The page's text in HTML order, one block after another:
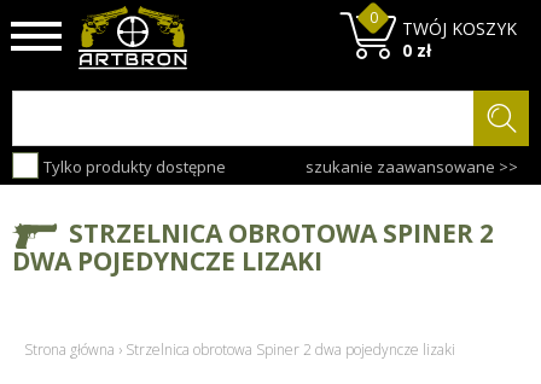
Tylko produkty dostępne szukanie zaawansowane >>
TWÓJ KOSZYK
0
0 zł
STRZELNICA OBROTOWA SPINER 2
DWA POJEDYNCZE LIZAKI
Strona główna › Strzelnica obrotowa Spiner 2 dwa pojedyncze lizaki